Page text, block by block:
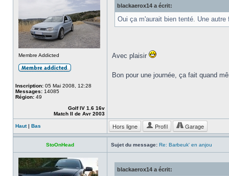
Membre Addicted
Inscription: 05 Mai 2008, 12:28
Messages: 14085
Région: 49
Golf IV 1.6 16v
Match II de Avr 2003
blackaerox14 a écrit:
Oui ça m'aurait bien tenté. Une autre
Avec plaisir
Bon pour une journée, ça fait quand
Haut| Bas Hors ligne Profil Garage
StoOnHead Sujet du message: Re: Barbeuk' en anjou
blackaerox14 a écrit: